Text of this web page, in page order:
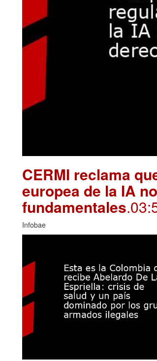
CERMI reclama
europea de la IA
fundamentales
Infobae